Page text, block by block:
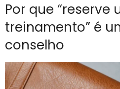
Por que
treinamento” é
conselho